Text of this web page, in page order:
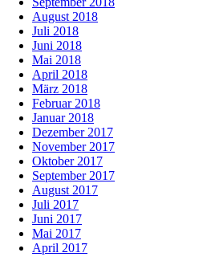
August 2018
Juli 2018
Juni 2018
Mai 2018
April 2018
März 2018
Februar 2018
Januar 2018
Dezember 2017
November 2017
Oktober 2017
September 2017
August 2017
Juli 2017
Juni 2017
Mai 2017
April 2017